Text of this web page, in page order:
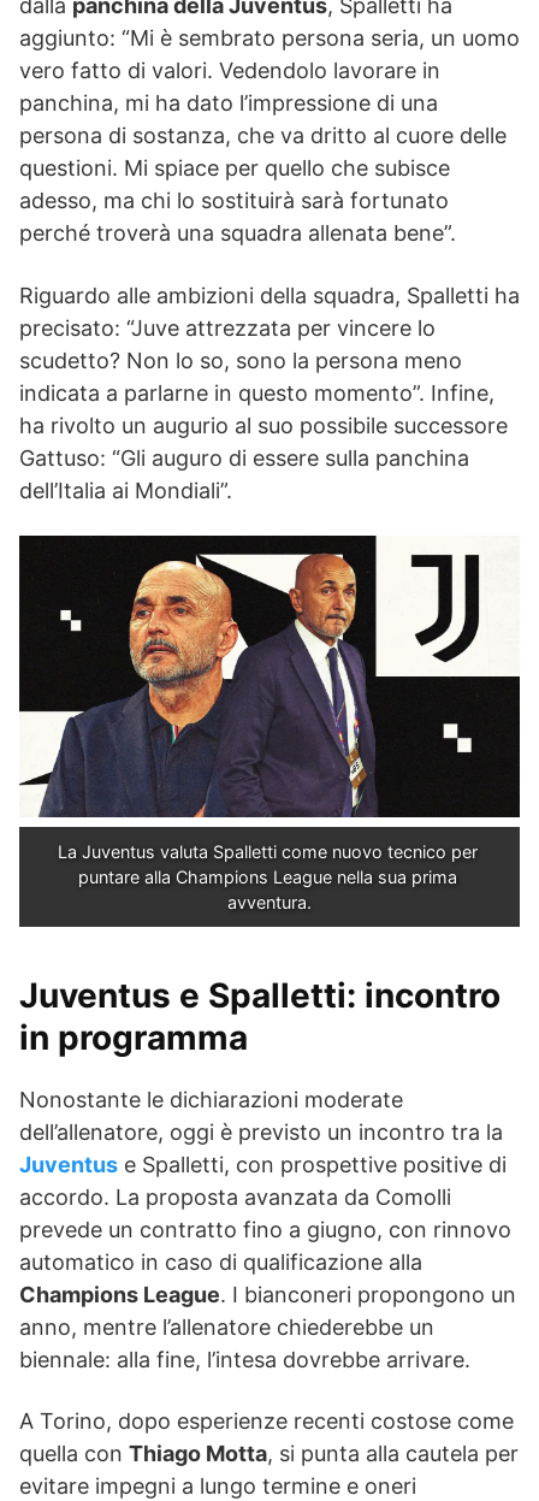
dalla panchina della Juventus, Spalletti ha
aggiunto: “Mi è sembrato persona seria, un uomo
vero fatto di valori. Vedendolo lavorare in
panchina, mi ha dato l’impressione di una
persona di sostanza, che va dritto al cuore delle
questioni. Mi spiace per quello che subisce
adesso, ma chi lo sostituirà sarà fortunato
perché troverà una squadra allenata bene”.
Riguardo alle ambizioni della squadra, Spalletti ha
precisato: “Juve attrezzata per vincere lo
scudetto? Non lo so, sono la persona meno
indicata a parlarne in questo momento”. Infine,
ha rivolto un augurio al suo possibile successore
Gattuso: “Gli auguro di essere sulla panchina
dell’Italia ai Mondiali”.
La Juventus valuta Spalletti come nuovo tecnico per
puntare alla Champions League nella sua prima
avventura.
Juventus e Spalletti: incontro
in programma
Nonostante le dichiarazioni moderate
dell’allenatore, oggi è previsto un incontro tra la
Juventus e Spalletti, con prospettive positive di
accordo. La proposta avanzata da Comolli
prevede un contratto fino a giugno, con rinnovo
automatico in caso di qualificazione alla
Champions League. I bianconeri propongono un
anno, mentre l’allenatore chiederebbe un
biennale: alla fine, l’intesa dovrebbe arrivare.
A Torino, dopo esperienze recenti costose come
quella con Thiago Motta, si punta alla cautela per
evitare impegni a lungo termine e oneri